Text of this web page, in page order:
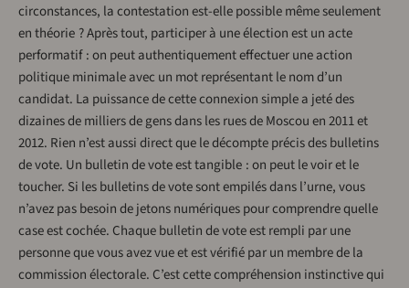
circonstances, la contestation est-elle possible même seulement
en théorie ? Après tout, participer à une élection est un acte
performatif : on peut authentiquement effectuer une action
politique minimale avec un mot représentant le nom d’un
candidat. La puissance de cette connexion simple a jeté des
dizaines de milliers de gens dans les rues de Moscou en 2011 et
2012. Rien n’est aussi direct que le décompte précis des bulletins
de vote. Un bulletin de vote est tangible : on peut le voir et le
toucher. Si les bulletins de vote sont empilés dans l’urne, vous
n’avez pas besoin de jetons numériques pour comprendre quelle
case est cochée. Chaque bulletin de vote est rempli par une
personne que vous avez vue et est vérifié par un membre de la
commission électorale. C’est cette compréhension instinctive qui